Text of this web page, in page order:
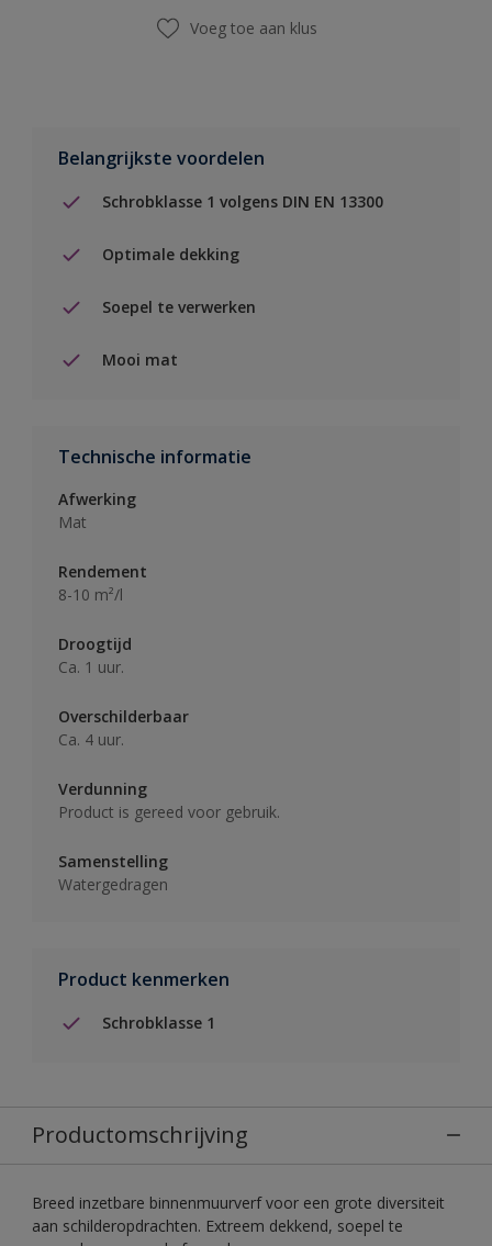
Voeg toe aan klus
Belangrijkste voordelen
Schrobklasse 1 volgens DIN EN 13300
Optimale dekking
Soepel te verwerken
Mooi mat
Technische informatie
Afwerking
Mat
Rendement
8-10 m²/l
Droogtijd
Ca. 1 uur.
Overschilderbaar
Ca. 4 uur.
Verdunning
Product is gereed voor gebruik.
Samenstelling
Watergedragen
Product kenmerken
Schrobklasse 1
Productomschrijving
Breed inzetbare binnenmuurverf voor een grote diversiteit
aan schilderopdrachten. Extreem dekkend, soepel te